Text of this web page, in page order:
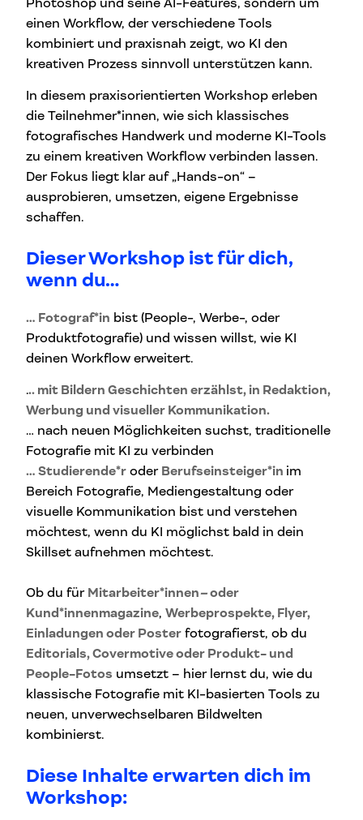
Photoshop und seine AI-Features, sondern um
einen Workflow, der verschiedene Tools
kombiniert und praxisnah zeigt, wo KI den
kreativen Prozess sinnvoll unterstützen kann.
In diesem praxisorientierten Workshop erleben
die Teilnehmer*innen, wie sich klassisches
fotografisches Handwerk und moderne KI-Tools
zu einem kreativen Workflow verbinden lassen.
Der Fokus liegt klar auf „Hands-on“ –
ausprobieren, umsetzen, eigene Ergebnisse
schaffen.
Dieser Workshop ist für dich,
wenn du…
… Fotograf*in bist (People-, Werbe-, oder
Produktfotografie) und wissen willst, wie KI
deinen Workflow erweitert.
... mit Bildern Geschichten erzählst, in Redaktion,
Werbung und visueller Kommunikation.
… nach neuen Möglichkeiten suchst, traditionelle
Fotografie mit KI zu verbinden
… Studierende*r oder Berufseinsteiger*in im
Bereich Fotografie, Mediengestaltung oder
visuelle Kommunikation bist und verstehen
möchtest, wenn du KI möglichst bald in dein
Skillset aufnehmen möchtest.
Ob du für Mitarbeiter*innen–oder
Kund*innenmagazine, Werbeprospekte, Flyer,
Einladungen oder Poster fotografierst, ob du
Editorials, Covermotive oder Produkt- und
People-Fotos umsetzt – hier lernst du, wie du
klassische Fotografie mit KI-basierten Tools zu
neuen, unverwechselbaren Bildwelten
kombinierst.
Diese Inhalte erwarten dich im
Workshop: